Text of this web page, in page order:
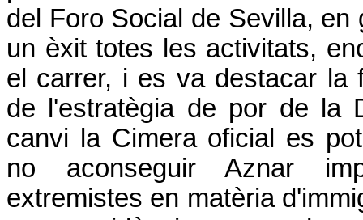
del Foro Social de Sevilla,
un èxit totes les activitats,
el carrer, i es va destacar la
de l'estratègia de por de la
canvi la Cimera oficial es
no aconseguir Aznar
extremistes en matèria